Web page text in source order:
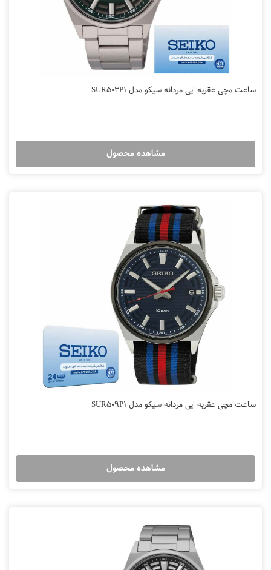
ساعت مچی عقربه ایی مردانه سیکو مدل SUR503P1
مشاهده محصول
ساعت مچی عقربه ایی مردانه سیکو مدل SUR509P1
مشاهده محصول